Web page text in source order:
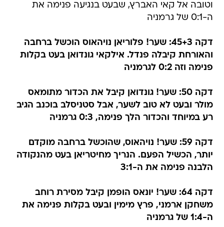
וטובה אל קאי האברץ, שבעט בנגיעה פנימה את
ה-0:1 של גרמניה
דקה 45+3: שער! פלוריאן נויהאוס הוכשל ברחבה
והאורחת קיבלה פנדל. אילקאי גונדואן בעט בקלות
פנימה וזה 0:2 לגרמניה
דקה 50: שער! גונדואן קיבל את הכדור מתומאס
מולר ובעט לא טוב לשער, אבל סטניסלב בוכנב הגיב
רע במיוחד והכדור הלך פנימה, 0:3 גרמניה
דקה 59: שער! נויהאוס, שהוכשל ברחבה מוקדם
יותר, הכשיל הפעם. הנריך מחיטריאן בעט מהנקודה
הלבנה פנימה את ה-3:1
דקה 64: שער! יונאס הופמן קיבל מסירת רוחב
משחקן ארמני, פרץ מימין ובעט בקלות פנימה את
ה-1:4 של גרמניה